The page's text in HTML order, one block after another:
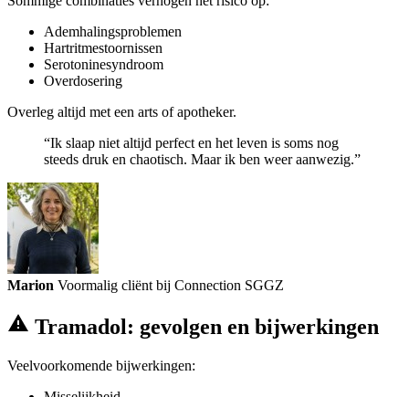
Ademhalingsproblemen
Hartritmestoornissen
Serotoninesyndroom
Overdosering
Overleg altijd met een arts of apotheker.
“Ik slaap niet altijd perfect en het leven is soms nog
steeds druk en chaotisch. Maar ik ben weer aanwezig.”
Marion Voormalig cliënt bij Connection SGGZ
Tramadol: gevolgen en bijwerkingen
Veelvoorkomende bijwerkingen: